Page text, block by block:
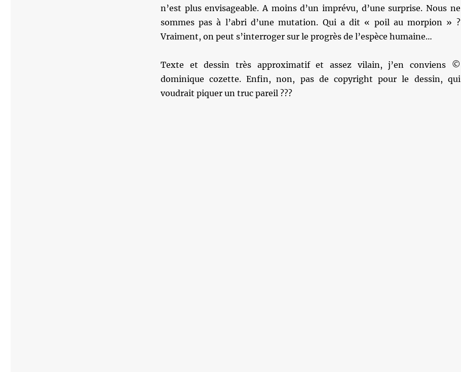
n’est plus envisageable. A moins d’un imprévu, d’une surprise. Nous ne
sommes pas à l’abri d’une mutation. Qui a dit « poil au morpion » ?
Vraiment, on peut s’interroger sur le progrès de l’espèce humaine…
Texte et dessin très approximatif et assez vilain, j’en conviens ©
dominique cozette. Enfin, non, pas de copyright pour le dessin, qui
voudrait piquer un truc pareil ???